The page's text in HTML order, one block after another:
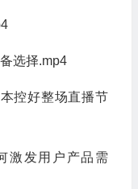
选择.mp4
控好整场直播节
激发用户产品需